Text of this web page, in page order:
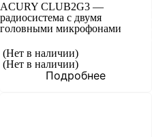
ACURY CLUB2G3 —
радиосистема с двумя
головными микрофонами
(Нет в наличии)
(Нет в наличии)
Подробнее